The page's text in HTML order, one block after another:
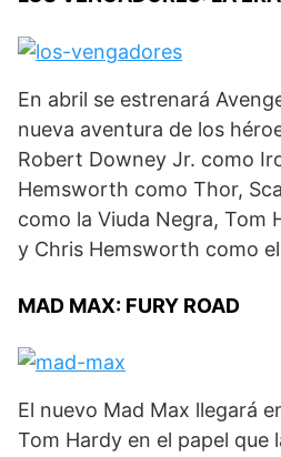
En abril se estrenará
nueva aventura de los
Robert Downey Jr. como
Hemsworth como Thor,
como la Viuda Negra, Tom
y Chris Hemsworth como
MAD MAX: FURY ROAD
El nuevo Mad Max llegará
Tom Hardy en el papel que